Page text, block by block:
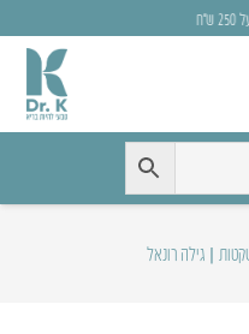
| גילה רונאל